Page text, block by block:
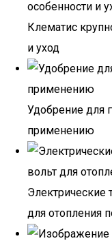
Клематис
и уход
Удобрение для
применению
Электрические
для отопления